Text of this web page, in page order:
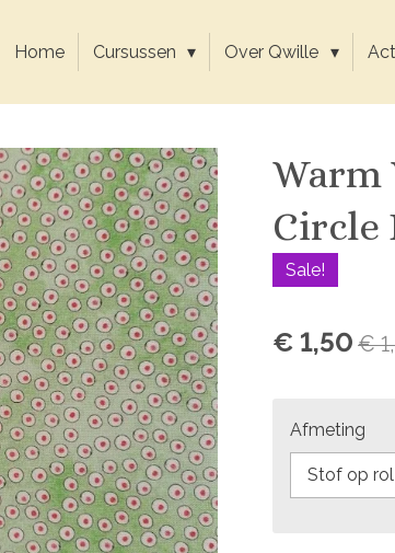
Home Cursussen Over Qwille
Warm
Circle
Sale!
€ 1,50 €
Afmeting